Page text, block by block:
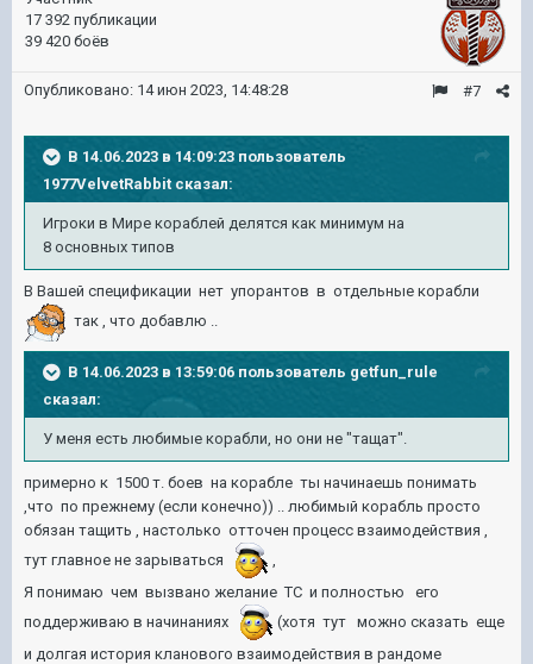
17 392 публикации
39 420 боёв
#7
Опубликовано: 14 июн 2023, 14:48:28
В 14.06.2023 в 14:09:23 пользователь
1977VelvetRabbitсказал:
Игроки в Мире кораблей делятся как минимум на
8 основных типов
В Вашей спецификации нет упорантов в отдельные корабли
так , что добавлю ..
В 14.06.2023 в 13:59:06 пользователь getfun_rule
сказал:
У меня есть любимые корабли, но они не "тащат".
примерно к 1500 т. боев на корабле ты начинаешь понимать
,что по прежнему (если конечно)) .. любимый корабль просто
обязан тащить , настолько отточен процесс взаимодействия ,
тут главное не зарываться
,
Я понимаю чем вызвано желание ТС и полностью его
поддерживаю в начинаниях
(хотя тут можно сказать еще
и долгая история кланового взаимодействия в рандоме